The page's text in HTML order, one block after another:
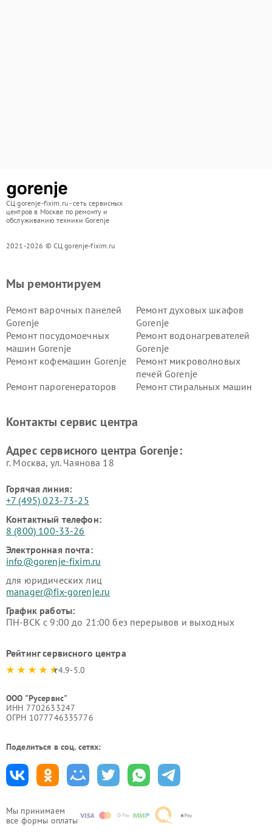
СЦ gorenje-fixim.ru - сеть сервисных
центров в Москве по ремонту и
обслуживанию техники Gorenje
2021-2026 © СЦ gorenje-fixim.ru
Мы принимаем
все формы оплаты
Мы ремонтируем
Ремонт варочных панелей
Gorenje
Ремонт духовых шкафов
Gorenje
Ремонт посудомоечных
машин Gorenje
Ремонт водонагревателей
Gorenje
Ремонт кофемашин Gorenje
Ремонт микроволновых
печей Gorenje
Ремонт парогенераторов
Ремонт стиральных машин
Контакты сервис центра
Адрес сервисного центра Gorenje:
г. Москва, ул. Чаянова 18
Горячая линия:
+7 (495) 023-73-25
Контактный телефон:
8 (800) 100-33-26
Электронная почта:
info@gorenje-fixim.ru
для юридических лиц
manager@fix-gorenje.ru
График работы:
ПН-ВСК с 9:00 до 21:00 без перерывов и выходных
Рейтинг сервисного центра
4.9-5.0
ООО "Русервис"
ИНН 7702633247
ОГРН 1077746335776
Поделиться в соц. сетях: